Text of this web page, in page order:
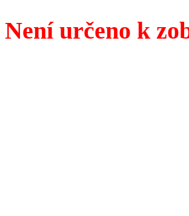
Není určeno k